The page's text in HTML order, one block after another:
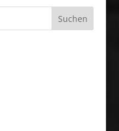
Suchen